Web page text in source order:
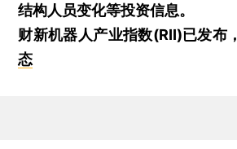
结构人员变化等投资信息。
财新机器人产业指数(RII)已发布，
态